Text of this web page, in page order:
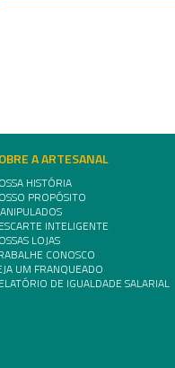
A ARTESANAL
HISTÓRIA
PROPÓSITO
INTELIGENTE
LOJAS
CONOSCO
UM FRANQUEADO
DE IGUALDADE SALARIAL